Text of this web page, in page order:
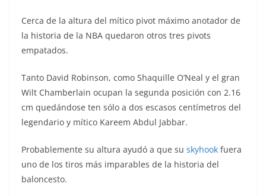
Cerca de la altura del mítico pivot máximo anotador de
la historia de la NBA quedaron otros tres pivots
empatados.
Tanto David Robinson, como Shaquille O’Neal y el gran
Wilt Chamberlain ocupan la segunda posición con 2.16
cm quedándose ten sólo a dos escasos centímetros del
legendario y mítico Kareem Abdul Jabbar.
Probablemente su altura ayudó a que su skyhook fuera
uno de los tiros más imparables de la historia del
baloncesto.